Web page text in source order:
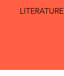
LITERATURE